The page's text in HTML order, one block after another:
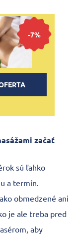
-7%
začať
sú ľahko
a termín.
obmedzené ani
je ale treba pred
aby